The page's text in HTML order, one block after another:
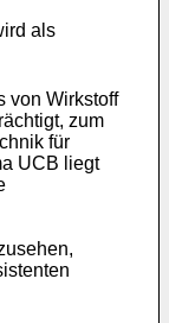
als
von Wirkstoff
zum
für
UCB liegt